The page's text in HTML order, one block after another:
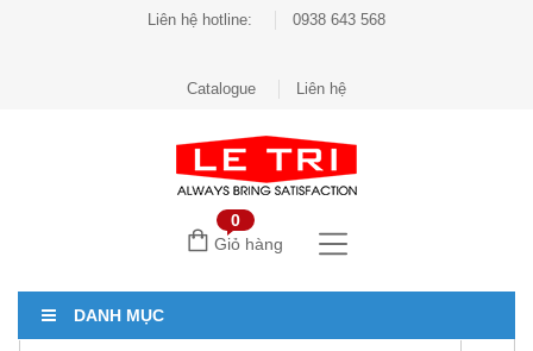
Liên hệ hotline: 0938 643 568
Catalogue Liên hệ
0
Giỏ hàng
DANH MỤC